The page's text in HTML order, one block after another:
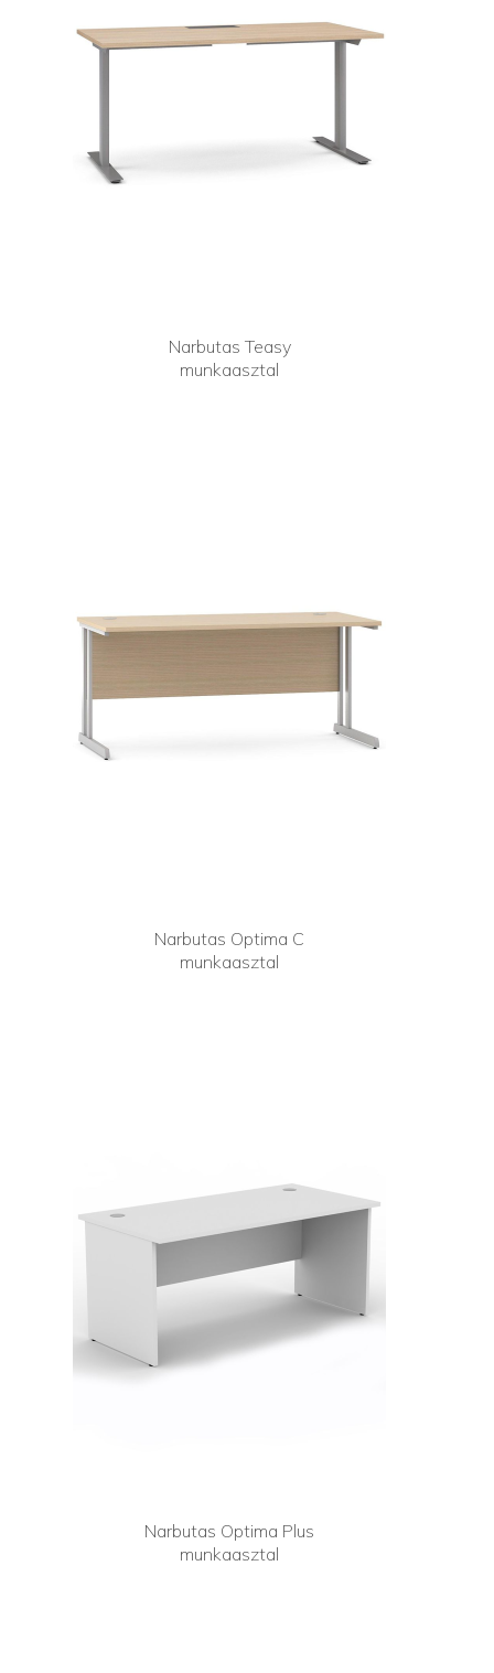
Narbutas Teasy
munkaasztal
Narbutas Optima C
munkaasztal
Narbutas Optima Plus
munkaasztal